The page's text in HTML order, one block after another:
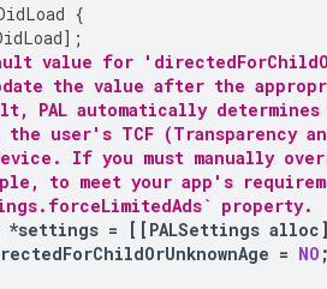
{
];
value for
the value after the
PAL automatically
user's TCF (Transparency
If you must manually
to meet your app's
property.
*settings = [[ PALSettings alloc]
= NO ;